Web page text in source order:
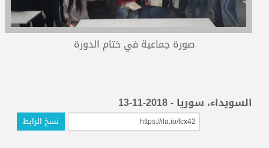
صورة جماعية في ختام الدورة
السويداء، سوريا - 2018-11-13
نسخ الرابط